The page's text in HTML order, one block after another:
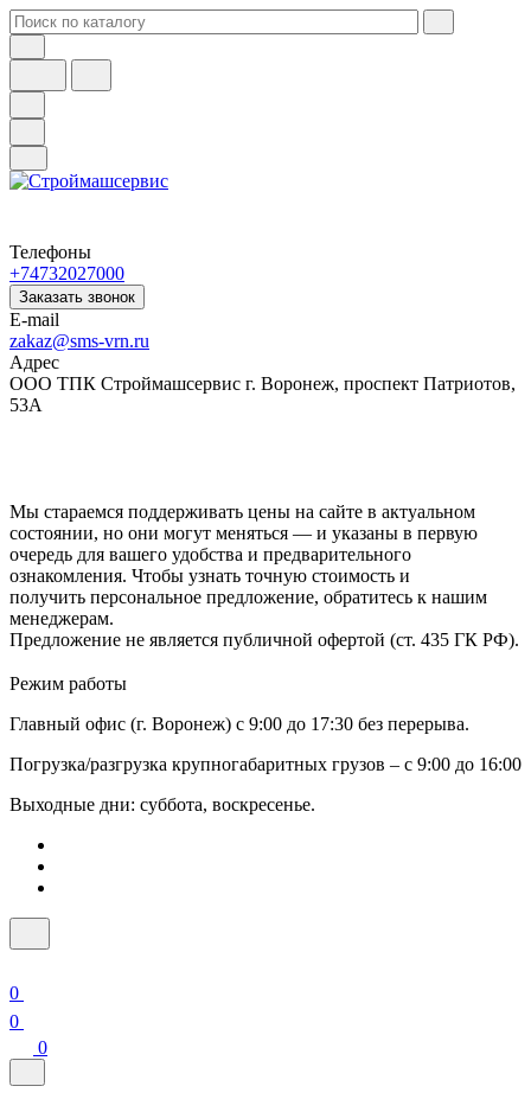
Телефоны
+74732027000
Заказать звонок
E-mail
zakaz@sms-vrn.ru
Адрес
ООО ТПК Строймашсервис г. Воронеж, проспект Патриотов,
53А
Мы стараемся поддерживать цены на сайте в актуальном
состоянии, но они могут меняться — и указаны в первую
очередь для вашего удобства и предварительного
ознакомления. Чтобы узнать точную стоимость и
получить персональное предложение, обратитесь к нашим
менеджерам.
Предложение не является публичной офертой (ст. 435 ГК РФ).
Режим работы
Главный офис (г. Воронеж) с 9:00 до 17:30 без перерыва.
Погрузка/разгрузка крупногабаритных грузов – с 9:00 до 16:00
Выходные дни: суббота, воскресенье.
0
0
0